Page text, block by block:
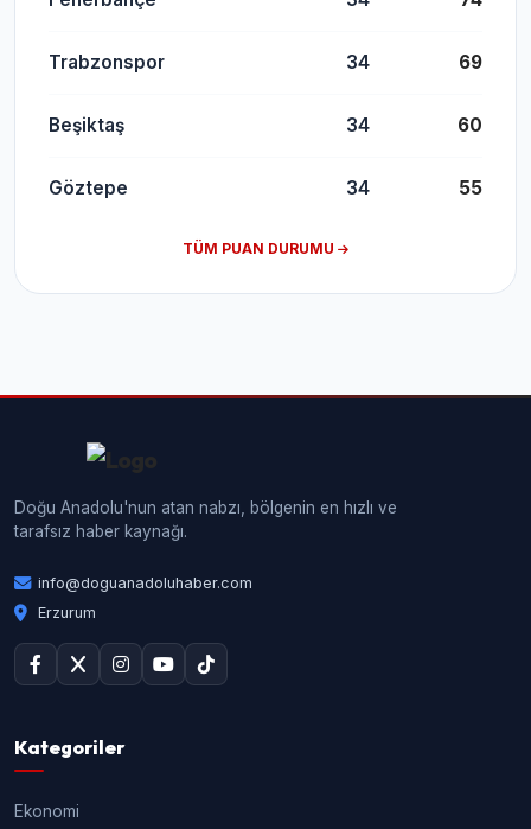
Trabzonspor 34 69
Beşiktaş 34 60
Göztepe 34 55
TÜM PUAN DURUMU
Doğu Anadolu'nun atan nabzı, bölgenin en hızlı ve
tarafsız haber kaynağı.
info@doguanadoluhaber.com
Erzurum
Kategoriler
Ekonomi